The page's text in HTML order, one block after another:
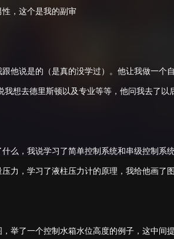
，这个是我的副审
他说是的（是真的没学过）。他让我做一
想去德里斯顿以及专业等等，他问我去了
么，我说学习了简单控制系统和串级控制
，学习了液柱压力计的原理，我给他画了
举了一个控制水箱水位高度的例子，这中间